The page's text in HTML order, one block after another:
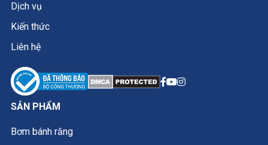
Dịch vụ
Kiến thức
Liên hệ
SẢN PHẨM
Bơm bánh răng